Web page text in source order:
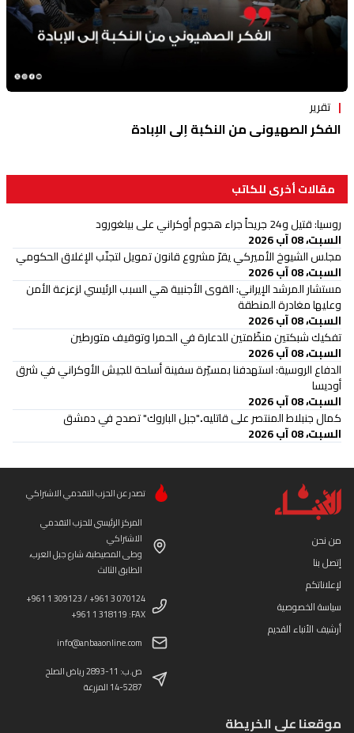
تقرير
الفكر الصهيوني من النكبة إلى الإبادة
مقالات أخرى للكاتب
روسيا: قتيل و24 جريحاً جراء هجوم أوكراني على بيلغورود
السبت، 08 آب 2026
مجلس الشيوخ الأميركي يقرّ مشروع قانون تمويل لتجنّب الإغلاق الحكومي
السبت، 08 آب 2026
مستشار المرشد الإيراني: القوى الأجنبية هي السبب الرئيسي لزعزعة الأمن
وعليها مغادرة المنطقة
السبت، 08 آب 2026
تفكيك شبكتين منظّمتين للدعارة في الحمرا وتوقيف متورطين
السبت، 08 آب 2026
الدفاع الروسية: استهدفنا بمسيّرة سفينة أسلحة للجيش الأوكراني في شرق
أوديسا
السبت، 08 آب 2026
كمال جنبلاط المنتصر على قاتليه.."جبل الباروك" تصدح في دمشق
السبت، 08 آب 2026
من نحن
إتصل بنا
لإعلاناتكم
سياسة الخصوصية
أرشيف الأنباء القديم
تصدر عن الحزب التقدمي الاشتراكي
المركز الرئيسي للحزب التقدمي
الاشتراكي
وطى المصيطبة، شارع جبل العرب،
الطابق الثالث
+961 1 309123 / +961 3 070124
+961 1 318119 :FAX
info@anbaaonline.com
ص.ب: 11-2893 رياض الصلح
14-5287 المزرعة
موقعنا على الخريطة